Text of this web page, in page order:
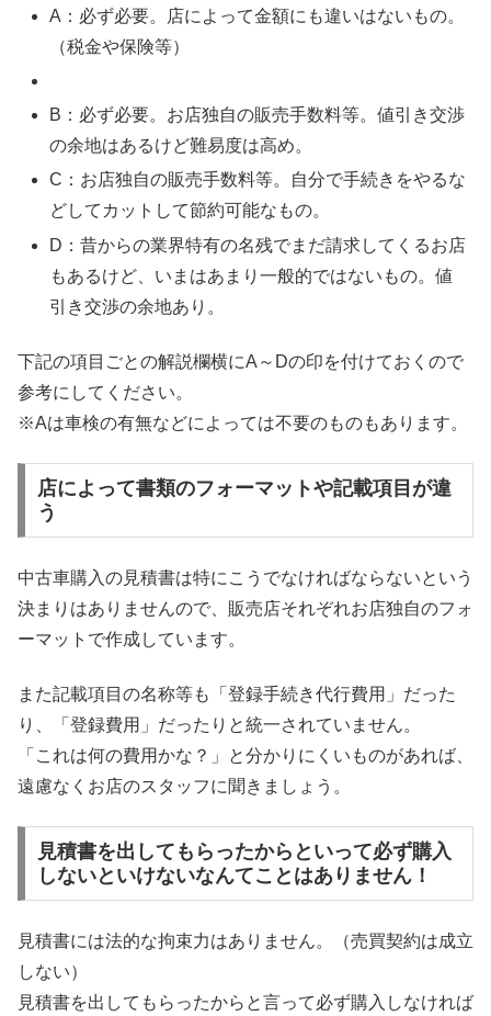
A：必ず必要。店によって金額にも違いはないもの。
（税金や保険等）
B：必ず必要。お店独自の販売手数料等。値引き交渉
の余地はあるけど難易度は高め。
C：お店独自の販売手数料等。自分で手続きをやるな
どしてカットして節約可能なもの。
D：昔からの業界特有の名残でまだ請求してくるお店
もあるけど、いまはあまり一般的ではないもの。値
引き交渉の余地あり。
下記の項目ごとの解説欄横にA～Dの印を付けておくので
参考にしてください。
※Aは車検の有無などによっては不要のものもあります。
店によって書類のフォーマットや記載項目が違
う
中古車購入の見積書は特にこうでなければならないという
決まりはありませんので、販売店それぞれお店独自のフォ
ーマットで作成しています。
また記載項目の名称等も「登録手続き代行費用」だった
り、「登録費用」だったりと統一されていません。
「これは何の費用かな？」と分かりにくいものがあれば、
遠慮なくお店のスタッフに聞きましょう。
見積書を出してもらったからといって必ず購入
しないといけないなんてことはありません！
見積書には法的な拘束力はありません。（売買契約は成立
しない）
見積書を出してもらったからと言って必ず購入しなければ